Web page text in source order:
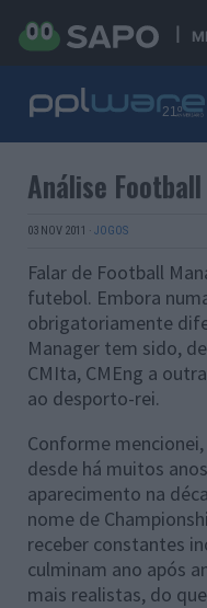
Análise
03 NOV 2011 · JOGOS
Falar de Football
futebol. Embora
obrigatoriamente
Manager tem sido,
CMIta, CMEng a
ao desporto-rei.
Conforme
desde há muitos
aparecimento na
nome de
receber constantes
culminam ano após
mais realistas, do